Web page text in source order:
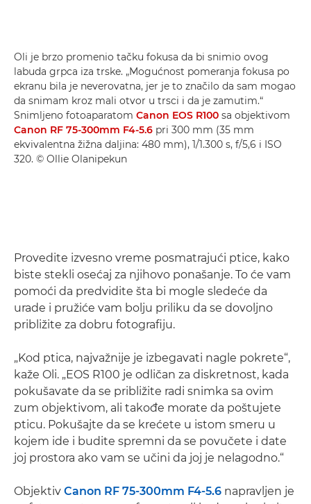
Oli je brzo promenio tačku fokusa da bi snimio ovog
labuda grpca iza trske. „Mogućnost pomeranja fokusa po
ekranu bila je neverovatna, jer je to značilo da sam mogao
da snimam kroz mali otvor u trsci i da je zamutim.“
Snimljeno fotoaparatom Canon EOS R100 sa objektivom
Canon RF 75-300mm F4-5.6 pri 300 mm (35 mm
ekvivalentna žižna daljina: 480 mm), 1/1.300 s, f/5,6 i ISO
320. © Ollie Olanipekun
Provedite izvesno vreme posmatrajući ptice, kako
biste stekli osećaj za njihovo ponašanje. To će vam
pomoći da predvidite šta bi mogle sledeće da
urade i pružiće vam bolju priliku da se dovoljno
približite za dobru fotografiju.
„Kod ptica, najvažnije je izbegavati nagle pokrete“,
kaže Oli. „EOS R100 je odličan za diskretnost, kada
pokušavate da se približite radi snimka sa ovim
zum objektivom, ali takođe morate da poštujete
pticu. Pokušajte da se krećete u istom smeru u
kojem ide i budite spremni da se povučete i date
joj prostora ako vam se učini da joj je nelagodno.“
Objektiv Canon RF 75-300mm F4-5.6 napravljen je